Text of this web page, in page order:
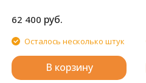
доставка по России.
Однофонтурная перфокартная
вязальная машина Silver Reed
SK280
62 400 руб.
Осталось несколько штук
В корзину